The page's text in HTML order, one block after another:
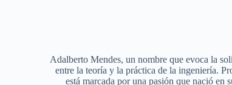
Adalberto Mendes, un nombre que evoca la
entre la teoría y la práctica de la ingeniería.
está marcada por una pasión que nació